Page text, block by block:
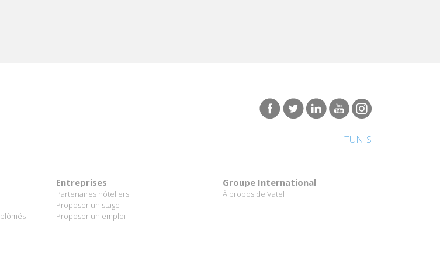
TUNIS
Entreprises
Partenaires hôteliers
Proposer un stage
Proposer un emploi
Groupe International
À propos de Vatel